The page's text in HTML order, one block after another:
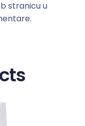
stranicu u